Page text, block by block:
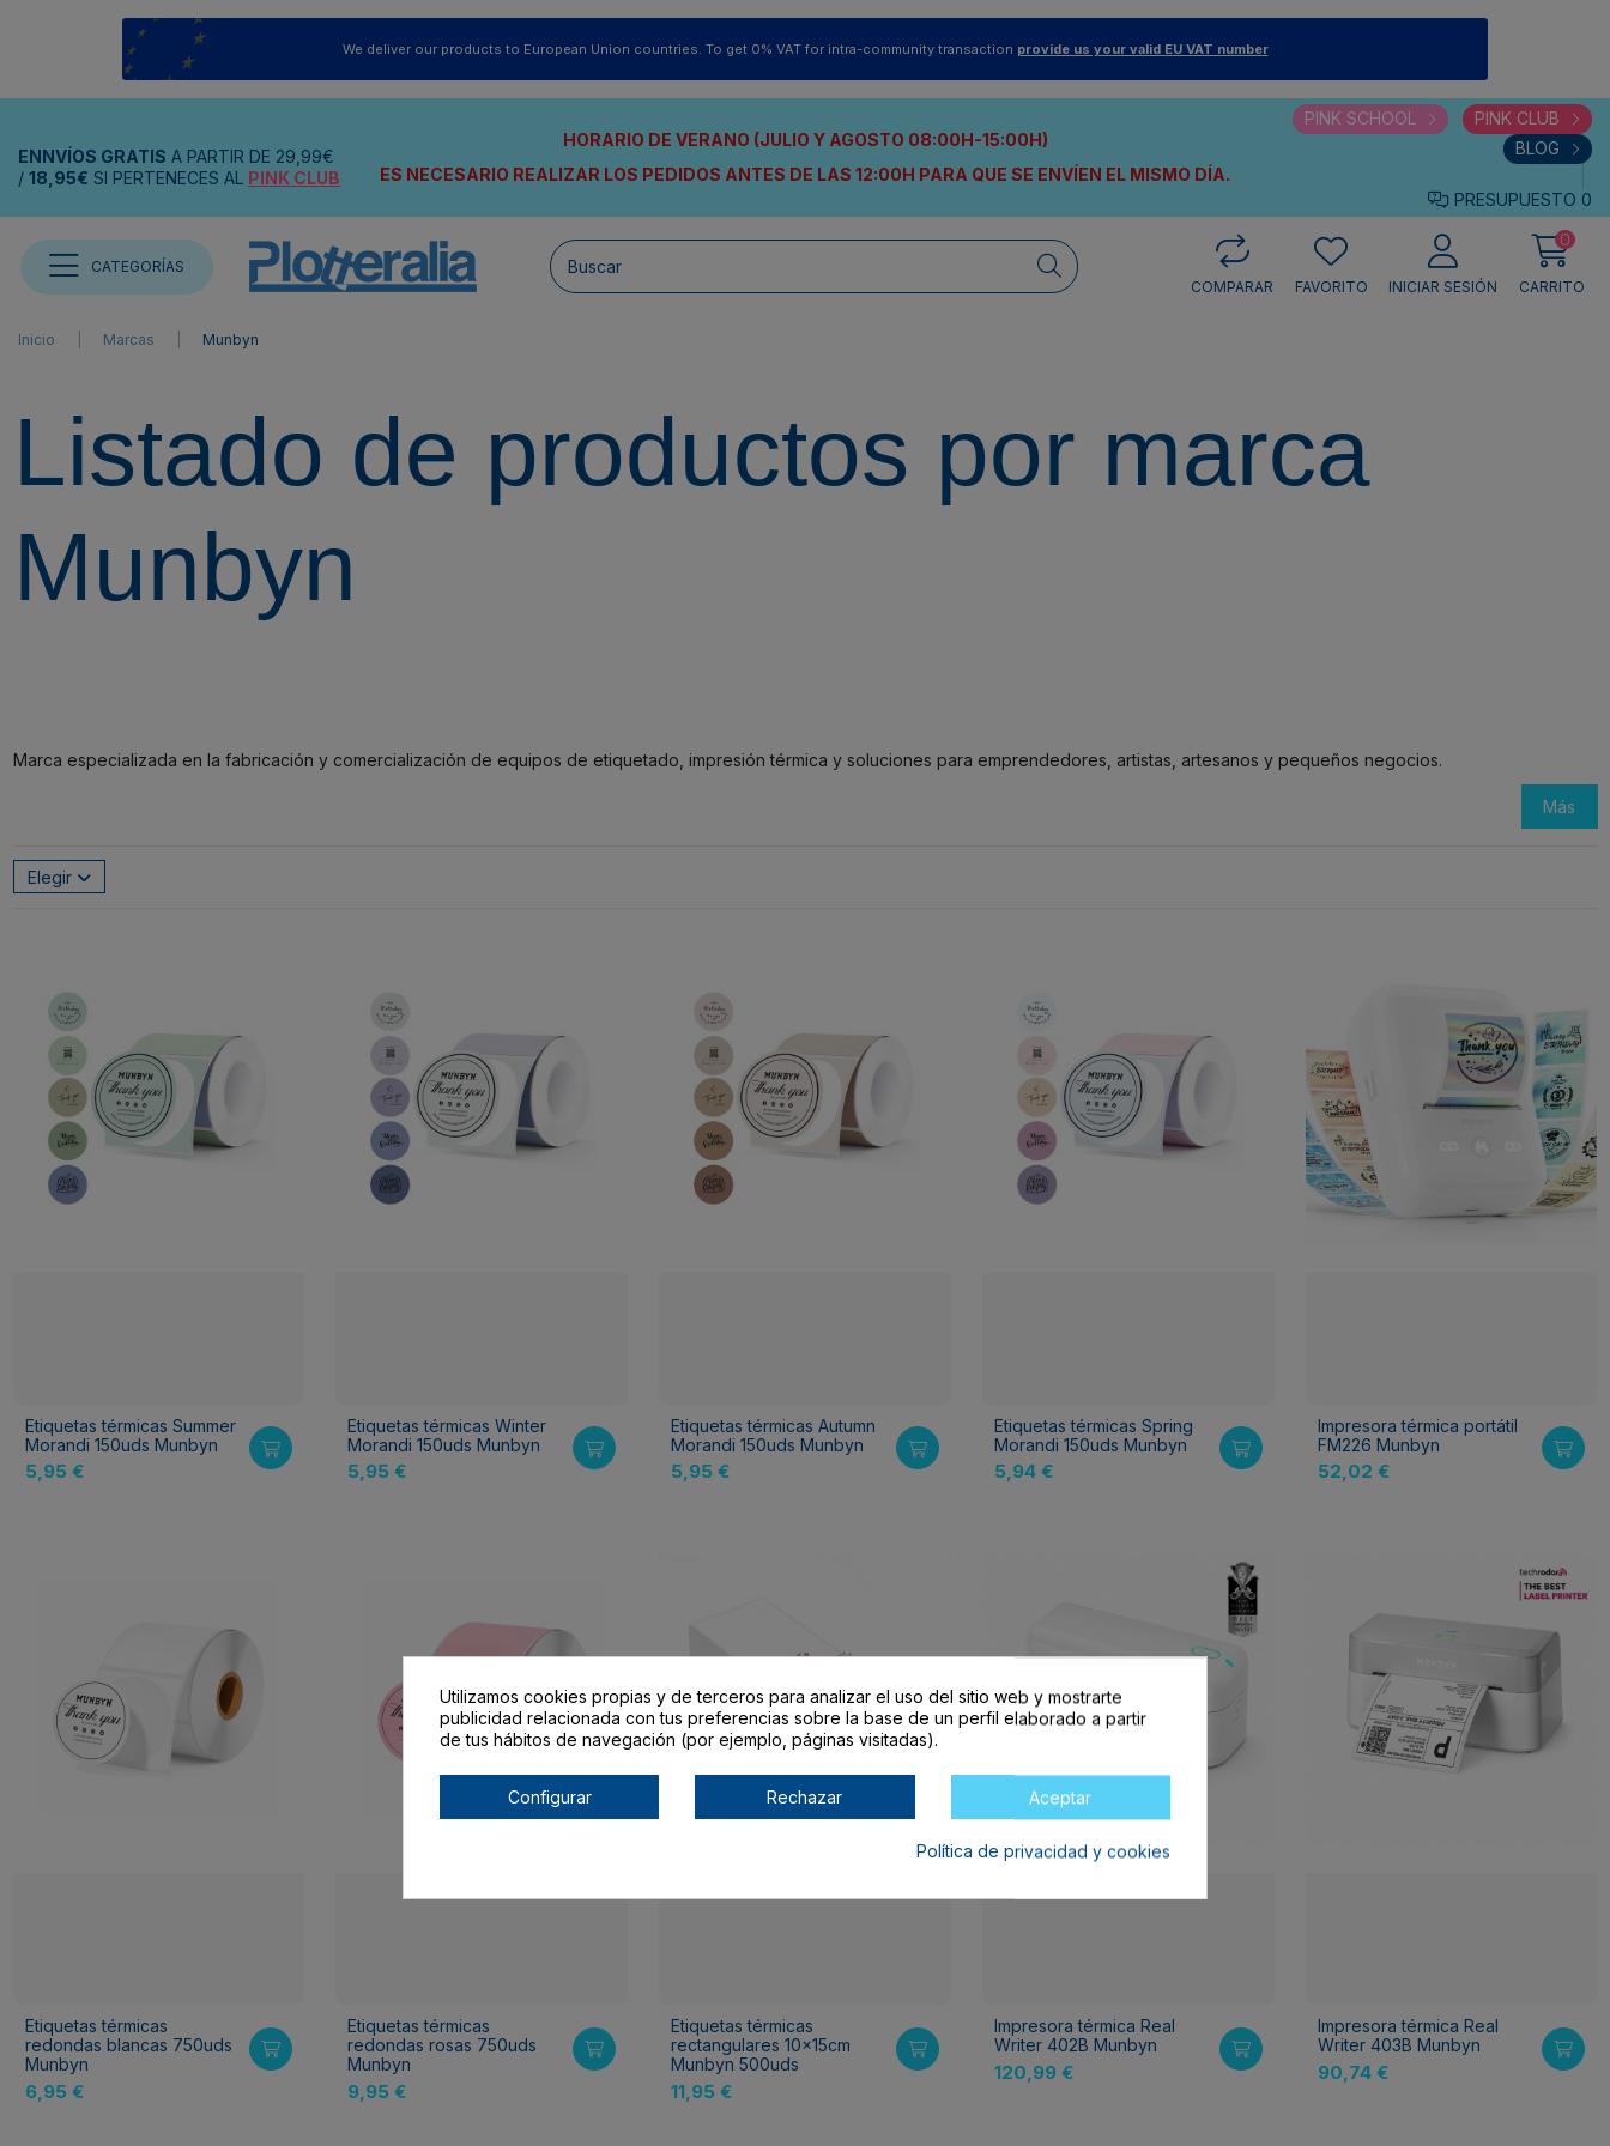
We deliver our products to European Union countries. To get 0% VAT for intra-community transaction provide us your valid EU VAT number
ENNVÍOS GRATIS A PARTIR DE 29,99€
/ 18,95€ SI PERTENECES AL PINK CLUB
HORARIO DE VERANO (JULIO Y AGOSTO 08:00H-15:00H)
ES NECESARIO REALIZAR LOS PEDIDOS ANTES DE LAS 12:00H PARA QUE SE ENVÍEN EL MISMO DÍA.
PINK SCHOOL
PINK CLUB
BLOG
PRESUPUESTO 0
CATEGORÍAS
COMPARAR
FAVORITO INICIAR SESIÓN
0
CARRITO
Inicio Marcas Munbyn
Listado de productos por marca
Munbyn
Marca especializada en la fabricación y comercialización de equipos de etiquetado, impresión térmica y soluciones para emprendedores, artistas, artesanos y pequeños negocios.
Más
Elegir
Etiquetas térmicas Summer
Morandi 150uds Munbyn
5,95 €
Etiquetas térmicas Winter
Morandi 150uds Munbyn
5,95 €
Etiquetas térmicas Autumn
Morandi 150uds Munbyn
5,95 €
Etiquetas térmicas Spring
Morandi 150uds Munbyn
5,94 €
Impresora térmica portátil
FM226 Munbyn
52,02 €
Etiquetas térmicas
redondas blancas 750uds
Munbyn
6,95 €
Etiquetas térmicas
redondas rosas 750uds
Munbyn
9,95 €
Etiquetas térmicas
rectangulares 10x15cm
Munbyn 500uds
11,95 €
Impresora térmica Real
Writer 402B Munbyn
120,99 €
Impresora térmica Real
Writer 403B Munbyn
90,74 €
Utilizamos cookies propias y de terceros para analizar el uso del sitio web y mostrarte
publicidad relacionada con tus preferencias sobre la base de un perfil elaborado a partir
de tus hábitos de navegación (por ejemplo, páginas visitadas).
Configurar Rechazar Aceptar
Política de privacidad y cookies